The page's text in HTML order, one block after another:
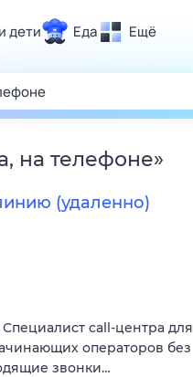
дети Еда Ещё
и отдых
на телефоне»
(удаленно)
call-центра для
операторов без
звонки…